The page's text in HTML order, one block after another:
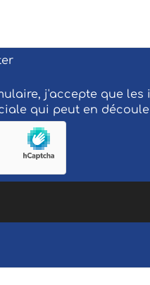
j'accepte que
qui peut en